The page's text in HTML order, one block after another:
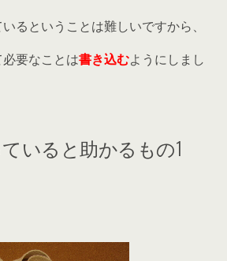
るということは難しいですから、
要なことは書き込むようにしまし
いると助かるもの1